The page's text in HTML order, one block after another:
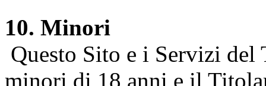
10. Minori
Questo Sito e i Servizi del
minori di 18 anni e il